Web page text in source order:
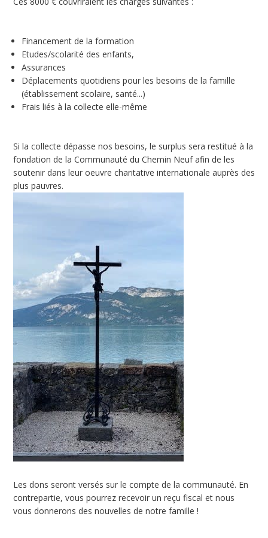
Financement de la formation
Etudes/scolarité des enfants,
Assurances
Déplacements quotidiens pour les besoins de la famille
(établissement scolaire, santé...)
Frais liés à la collecte elle-même
Si la collecte dépasse nos besoins, le surplus sera restitué à la
fondation de la Communauté du Chemin Neuf afin de les
soutenir dans leur oeuvre charitative internationale auprès des
plus pauvres.
Les dons seront versés sur le compte de la communauté. En
contrepartie, vous pourrez recevoir un reçu fiscal et nous
vous donnerons des nouvelles de notre famille !